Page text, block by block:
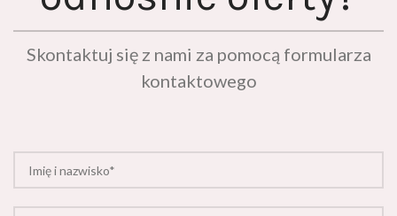
Skontaktuj się z nami za pomocą formularza
kontaktowego